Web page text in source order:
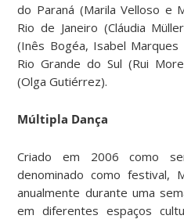
do Paraná (Marila Velloso e
Rio de Janeiro (Cláudia
(Inês Bogéa, Isabel Marques
Rio Grande do Sul (Rui
(Olga Gutiérrez).
Múltipla Dança
Criado em 2006 como
denominado como festival,
anualmente durante uma
em diferentes espaços